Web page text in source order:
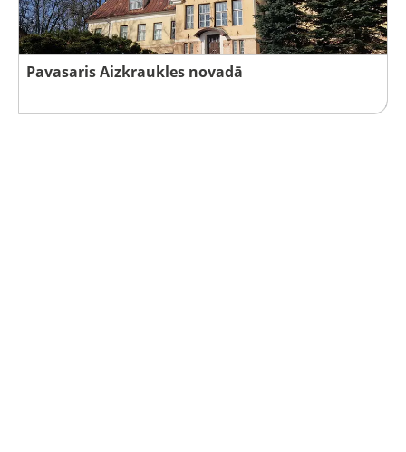
Pavasaris Aizkraukles novadā